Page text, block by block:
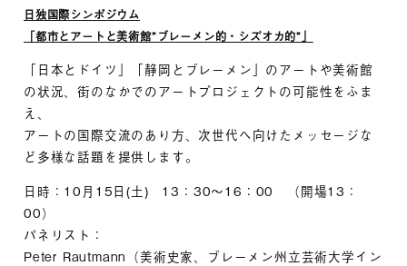
日独国際シンポジウム
「都市とアートと美術館”ブレーメン的・シズオカ的”」
「日本とドイツ」「静岡とブレーメン」のアートや美術館
の状況、街のなかでのアートプロジェクトの可能性をふま
え、
アートの国際交流のあり方、次世代へ向けたメッセージな
ど多様な話題を提供します。
日時：10月15日(土) 13：30～16：00 （開場13：
00）
パネリスト：
Peter Rautmann（美術史家、ブレーメン州立芸術大学イン